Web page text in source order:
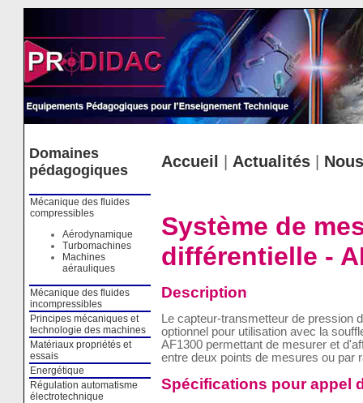
Domaines
pédagogiques
Mécanique des fluides
compressibles
Aérodynamique
Turbomachines
Machines
aérauliques
Mécanique des fluides
incompressibles
Principes mécaniques et
technologie des machines
Matériaux propriétés et
essais
Energétique
Régulation automatisme
électrotechnique
Accueil Actualités|
Système de
différentielle -
Description
Le capteur-transmetteur de pression
optionnel pour utilisation avec la
AF1300 permettant de mesurer et
entre deux points de mesures ou par
Spécifications pour appel
Cookies management panel